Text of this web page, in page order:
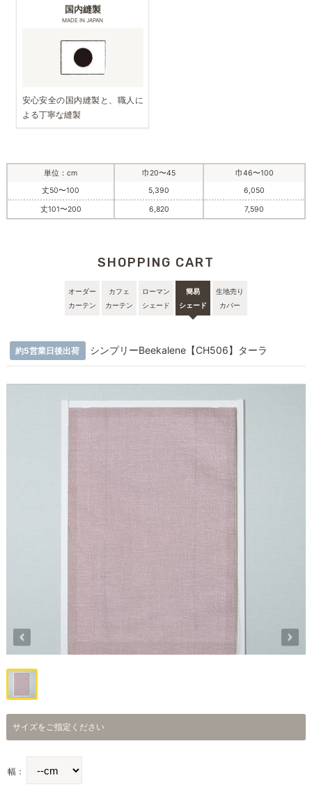
国内縫製
MADE IN JAPAN
安心安全の国内縫製と、職人に
よる丁寧な縫製
単位：cm 巾20〜45
巾46〜100
丈50〜100
5,390 6,050
丈101〜200 6,820 7,590
SHOPPING CART
オーダー
カーテン
カフェ
カーテン
ローマン
シェード
簡易
シェード
生地売り
カバー
約5営業日後出荷 シンプリーBeekalene【CH506】ターラ
サイズをご指定ください
幅：